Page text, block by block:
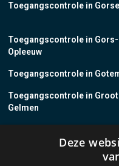
Toegangscontrole in
Toegangscontrole in Gors-
Opleeuw
Toegangscontrole in
Toegangscontrole in
Gelmen
Toegangscontrole in
Deze